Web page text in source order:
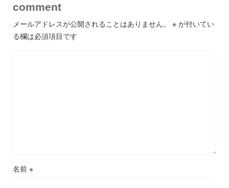
comment
メールアドレスが公開されることはありません。 ※ が付いてい
る欄は必須項目です
名前 ※